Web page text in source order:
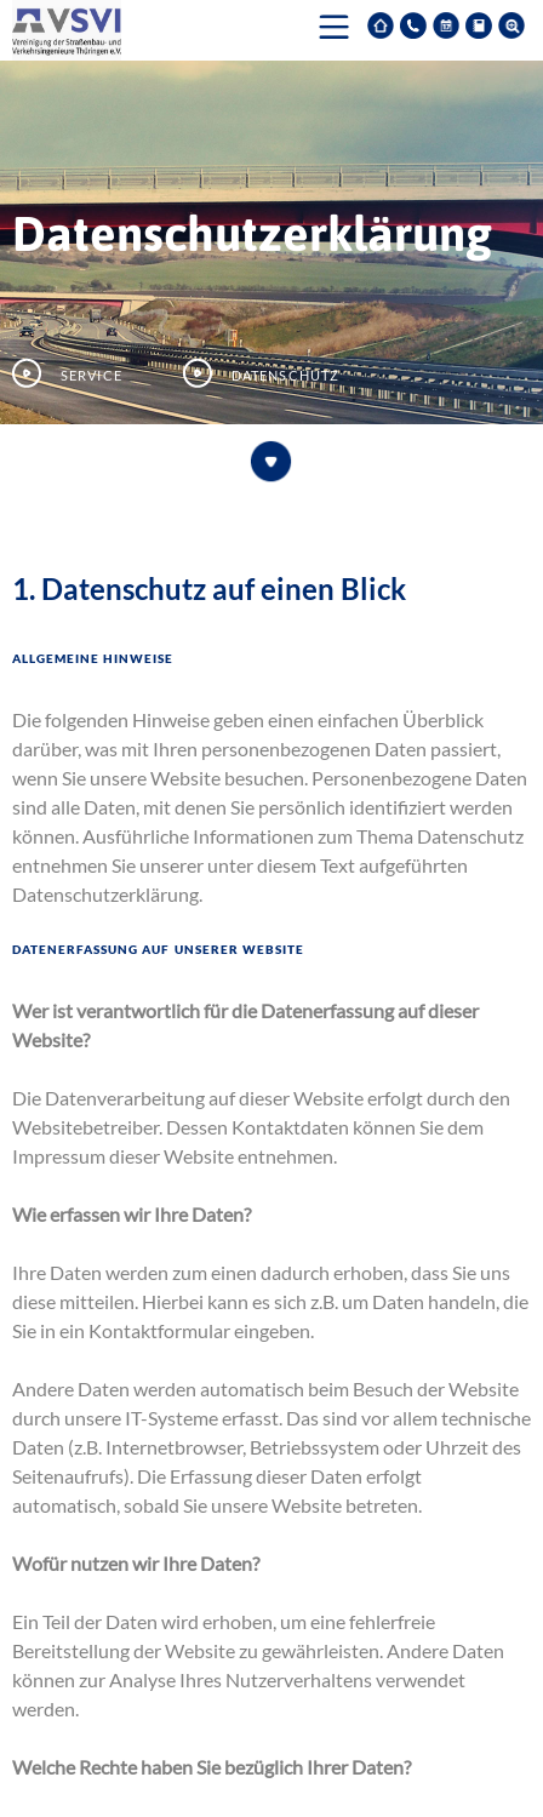
Datenschutzerklärung
Service Datenschutz
1. Datenschutz auf einen Blick
Allgemeine Hinweise
Die folgenden Hinweise geben einen einfachen Überblick
darüber, was mit Ihren personenbezogenen Daten passiert,
wenn Sie unsere Website besuchen. Personenbezogene Daten
sind alle Daten, mit denen Sie persönlich identifiziert werden
können. Ausführliche Informationen zum Thema Datenschutz
entnehmen Sie unserer unter diesem Text aufgeführten
Datenschutzerklärung.
Datenerfassung auf unserer Website
Wer ist verantwortlich für die Datenerfassung auf dieser
Website?
Die Datenverarbeitung auf dieser Website erfolgt durch den
Websitebetreiber. Dessen Kontaktdaten können Sie dem
Impressum dieser Website entnehmen.
Wie erfassen wir Ihre Daten?
Ihre Daten werden zum einen dadurch erhoben, dass Sie uns
diese mitteilen. Hierbei kann es sich z.B. um Daten handeln, die
Sie in ein Kontaktformular eingeben.
Andere Daten werden automatisch beim Besuch der Website
durch unsere IT-Systeme erfasst. Das sind vor allem technische
Daten (z.B. Internetbrowser, Betriebssystem oder Uhrzeit des
Seitenaufrufs). Die Erfassung dieser Daten erfolgt
automatisch, sobald Sie unsere Website betreten.
Wofür nutzen wir Ihre Daten?
Ein Teil der Daten wird erhoben, um eine fehlerfreie
Bereitstellung der Website zu gewährleisten. Andere Daten
können zur Analyse Ihres Nutzerverhaltens verwendet
werden.
Welche Rechte haben Sie bezüglich Ihrer Daten?